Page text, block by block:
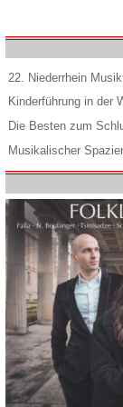
22. Niederrhein
Kinderführung in der
Die Besten zum
Musikalischer